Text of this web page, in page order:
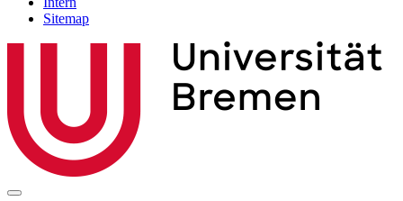
Sitemap